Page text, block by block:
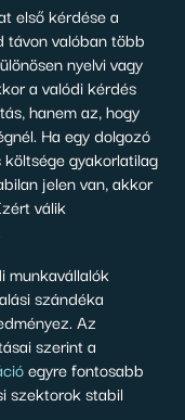
első kérdése a
távon valóban több
nyelvi vagy
a valódi kérdés
hanem az, hogy
Ha egy dolgozó
gyakorlatilag
jelen van, akkor
válik
munkavállalók
szándéka
Az
szerint a
egyre fontosabb
szektorok stabil